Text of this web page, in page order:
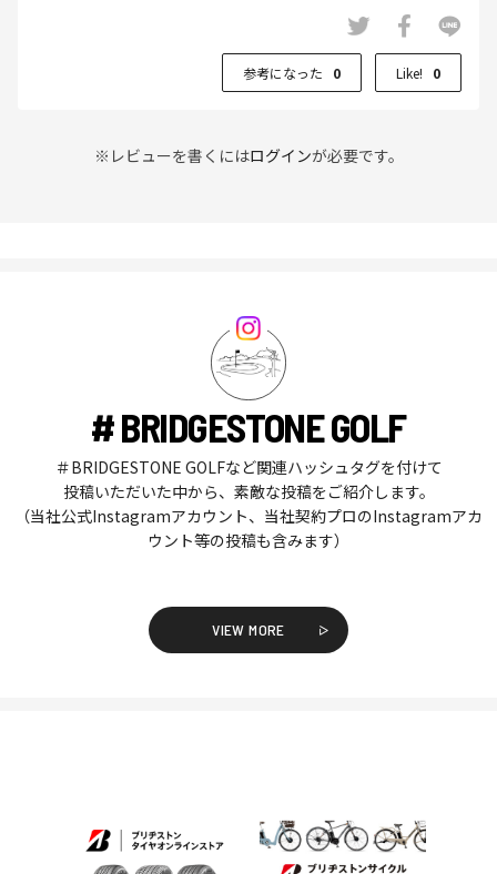
参考になった 0 Like! 0
※レビューを書くにはログインが必要です。
# BRIDGESTONE GOLF
＃BRIDGESTONE GOLFなど関連ハッシュタグを付けて
投稿いただいた中から、素敵な投稿をご紹介します。
（当社公式Instagramアカウント、当社契約プロのInstagramアカ
ウント等の投稿も含みます）
VIEW MORE